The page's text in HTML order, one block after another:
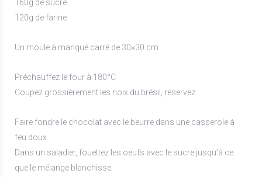
160g de sucre
120g de farine
Un moule à manqué carré de 30×30 cm
Préchauffez le four à 180°C
Coupez grossièrement les noix du brésil, réservez.
Faire fondre le chocolat avec le beurre dans une casserole à
feu doux.
Dans un saladier, fouettez les oeufs avec le sucre jusqu’à ce
que le mélange blanchisse.